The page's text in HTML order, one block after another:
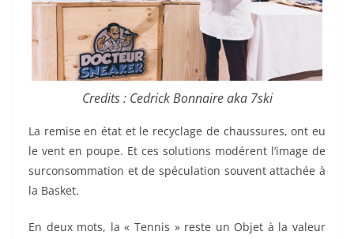
Credits : Cedrick Bonnaire aka 7ski
La remise en état et le recyclage de chaussures, ont eu
le vent en poupe. Et ces solutions modérent l’image de
surconsommation et de spéculation souvent attachée à
la Basket.
En deux mots, la « Tennis » reste un Objet à la valeur